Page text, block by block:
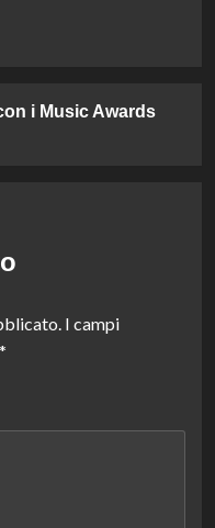
i Music Awards
I campi
*